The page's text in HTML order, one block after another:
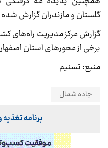
گلستان و مازندران گزارش
گزارش مرکز مدیریت راه‌های
برخی از محور‌های استان
منبع: تسنیم
جاده شمال
برنامه